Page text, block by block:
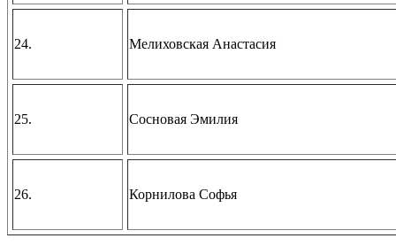
24. Мелиховская Анастасия
25. Сосновая Эмилия
26. Корнилова Софья